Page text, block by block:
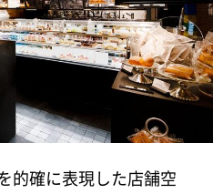
的確に表現した店舗空